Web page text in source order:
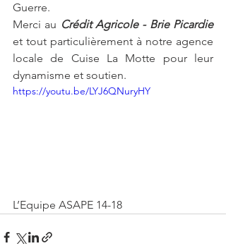
Guerre.
Merci au Crédit Agricole - Brie Picardie
et tout particulièrement à notre agence
locale de Cuise La Motte pour leur
dynamisme et soutien.
https://youtu.be/LYJ6QNuryHY
L’Equipe ASAPE 14-18